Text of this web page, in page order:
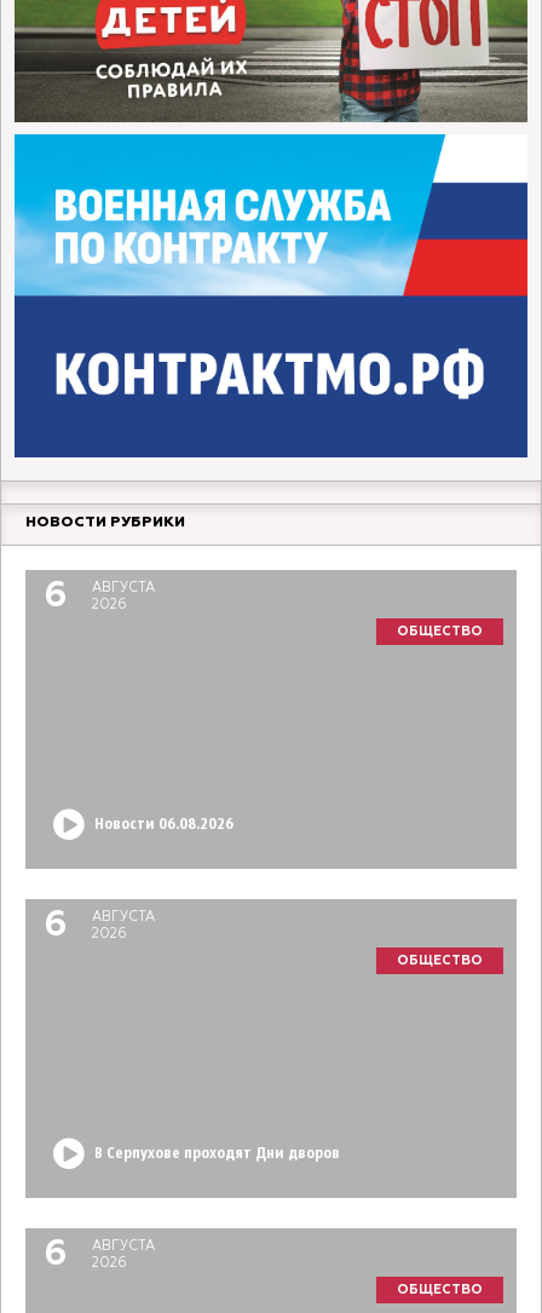
НОВОСТИ РУБРИКИ
6
АВГУСТА
2026
ОБЩЕСТВО
Новости 06.08.2026
6
АВГУСТА
2026
ОБЩЕСТВО
В Серпухове проходят Дни дворов
6
АВГУСТА
2026
ОБЩЕСТВО